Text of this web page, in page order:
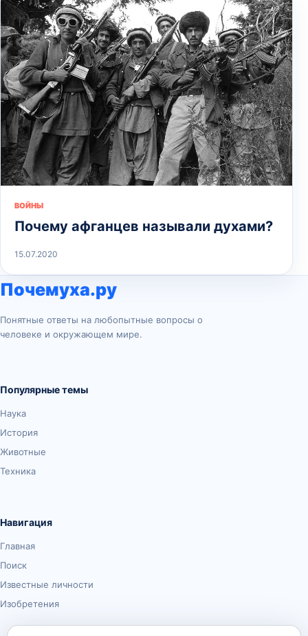
ВОЙНЫ
Почему афганцев называли духами?
15.07.2020
Почемуха.ру
Понятные ответы на любопытные вопросы о
человеке и окружающем мире.
Популярные темы
Наука
История
Животные
Техника
Навигация
Главная
Поиск
Известные личности
Изобретения